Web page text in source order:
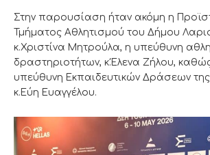
Στην παρουσίαση ήταν ακόμη η
Τμήματος Αθλητισμού του Δήμου
κ.Χριστίνα Μητρούλα, η υπεύθυνη
δραστηριοτήτων, κ.Έλενα Ζήλου,
υπεύθυνη Εκπαιδευτικών Δράσεων
κ.Εύη Ευαγγέλου.